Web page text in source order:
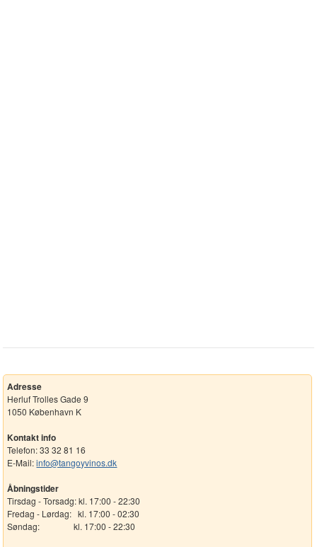
Adresse
Herluf Trolles Gade 9
1050 København K
Kontakt info
Telefon: 33 32 81 16
E-Mail:info@tangoyvinos.dk
Åbningstider
Tirsdag - Torsadg: kl. 17:00 - 22:30
Fredag - Lørdag: kl. 17:00 - 02:30
Søndag: kl. 17:00 - 22:30